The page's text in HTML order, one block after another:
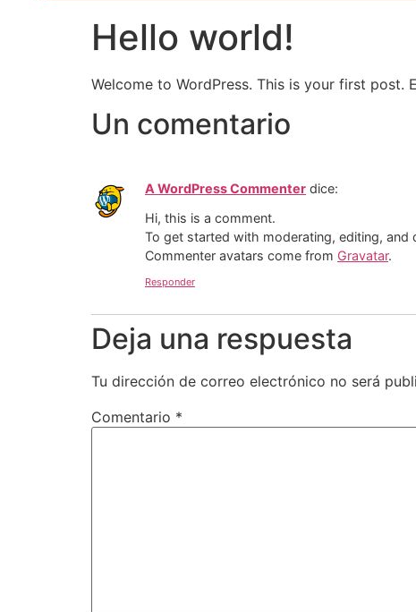
Hello world!
Welcome to WordPress. This is your first
Un comentario
A WordPress Commenter dice:
Hi, this is a comment.
To get started with moderating, editing,
Commenter avatars come from Gravatar.
Responder
Deja una respuesta
Tu dirección de correo electrónico no será
Comentario *